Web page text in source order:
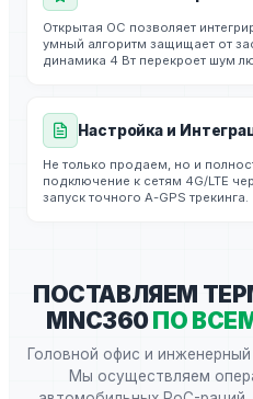
Открытая ОС позволяет
умный алгоритм защищает от
динамика 4 Вт перекроет шум
Настройка и
Не только продаем, но и
подключение к сетям 4G/LTE
запуск точного A-GPS трекинга.
ПОСТАВЛЯЕМ
MNC360 ПО
Головной офис и
Мы осуществляем